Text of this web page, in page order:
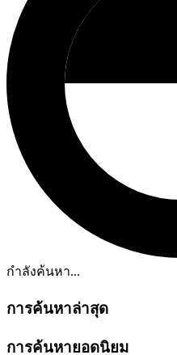
กำลังค้นหา...
การค้นหาล่าสุด
การค้นหายอดนิยม